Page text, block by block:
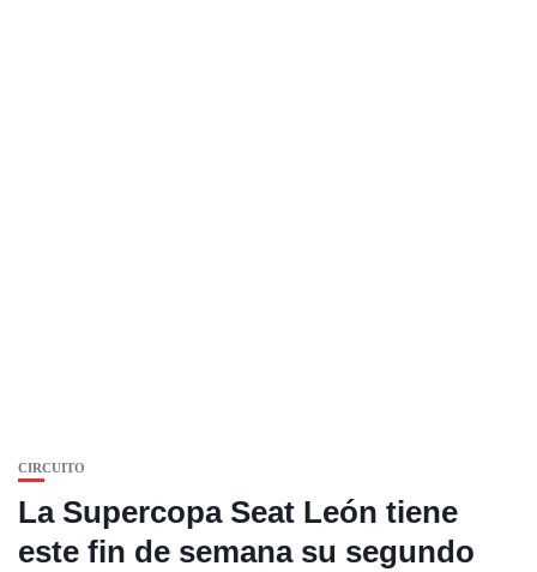
CIRCUITO
La Supercopa Seat León tiene
este fin de semana su segundo